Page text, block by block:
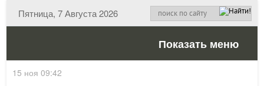
Пятница, 7 Августа 2026
Показать меню
15 ноя 09:42